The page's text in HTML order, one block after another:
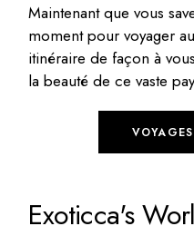
Maintenant que vous
moment pour voyager
itinéraire de façon à
la beauté de ce vaste
Exoticca's